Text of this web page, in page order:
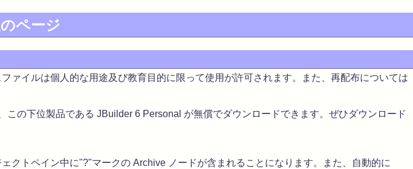
ページ
イルは個人的な用途及び教育目的に限って使用が許可されます。また、再配布については
この下位製品である JBuilder 6 Personal が無償でダウンロードできます。ぜひダウンロード
トペイン中に"?"マークの Archive ノードが含まれることになります。また、自動的に